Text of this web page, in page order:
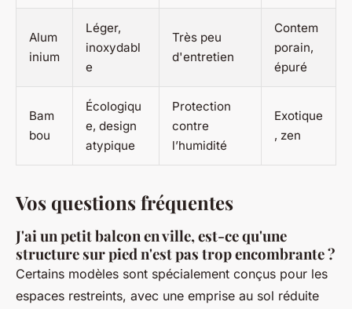
Alum
inium
Léger,
inoxydabl
e
Très peu
d'entretien
Contem
porain,
épuré
Bam
bou
Écologiqu
e, design
atypique
Protection
contre
l’humidité
Exotique
, zen
Vos questions fréquentes
J'ai un petit balcon en ville, est-ce qu'une
structure sur pied n'est pas trop encombrante ?
Certains modèles sont spécialement conçus pour les
espaces restreints, avec une emprise au sol réduite